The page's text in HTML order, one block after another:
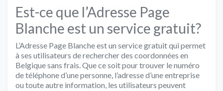
Est-ce que l’Adresse Page
Blanche est un service gratuit?
L’Adresse Page Blanche est un service gratuit qui permet
à ses utilisateurs de rechercher des coordonnées en
Belgique sans frais. Que ce soit pour trouver le numéro
de téléphone d’une personne, l’adresse d’une entreprise
ou toute autre information, les utilisateurs peuvent